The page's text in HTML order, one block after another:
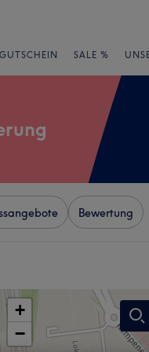
SALE %
Bewertung
+
−